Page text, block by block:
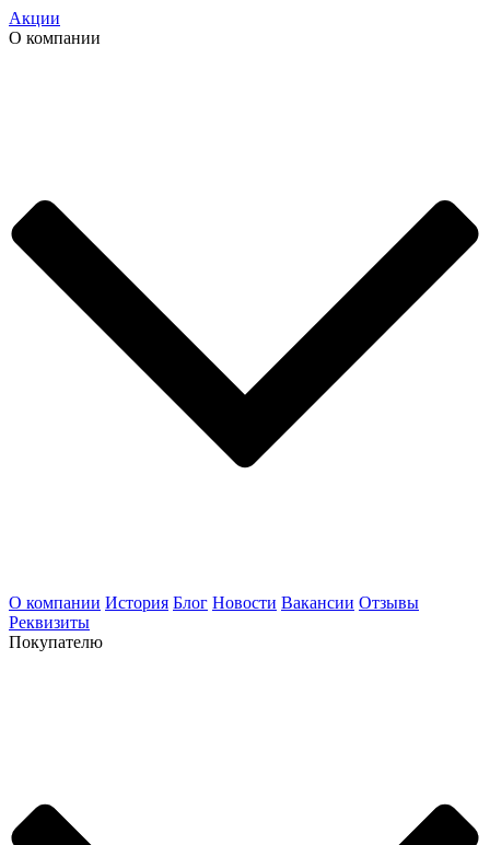
Акции
О компании
О компании История Блог Новости Вакансии Отзывы
Реквизиты
Покупателю